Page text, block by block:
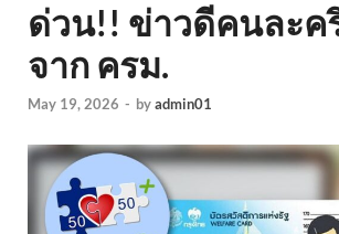
ด่วน!! ข่าวดีคนละค
จาก ครม.
May 19, 2026 - byadmin01